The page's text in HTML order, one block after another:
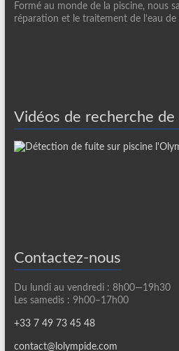
Formé au monde de la piscine, nous
réparation et le traitement de l’eau
Vidéos de recherche
Contactez-nous
Du lundi au vendredi : 8h00—19h30
Les samedis : 9h00–17h00
+33 7 49 73 45 48
contact@lolympide.com